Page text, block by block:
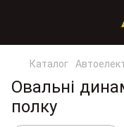
Каталог
Овальні
полку